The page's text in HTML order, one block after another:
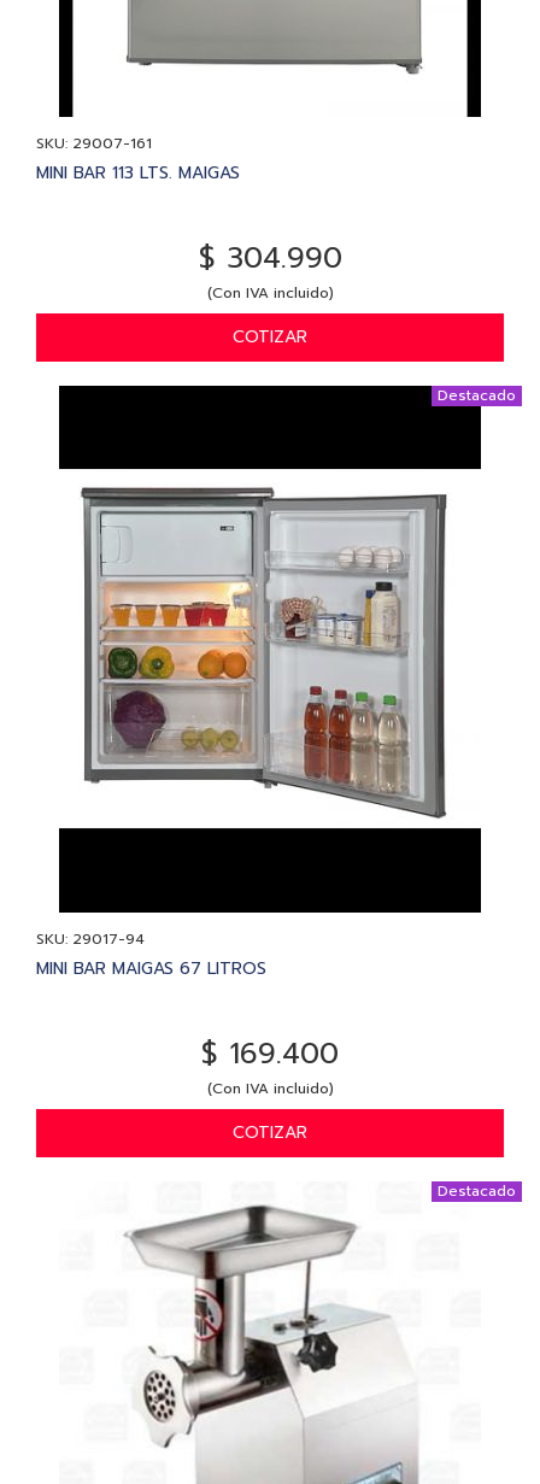
SKU: 29007-161
MINI BAR 113 LTS. MAIGAS
$ 304.990
(Con IVA incluido)
COTIZAR
Destacado
SKU: 29017-94
MINI BAR MAIGAS 67 LITROS
$ 169.400
(Con IVA incluido)
COTIZAR
Destacado